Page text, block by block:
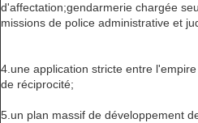
d'affectation;gendarmerie chargée
missions de police administrative et
4.une application stricte entre
de réciprocité;
5.un plan massif de développement